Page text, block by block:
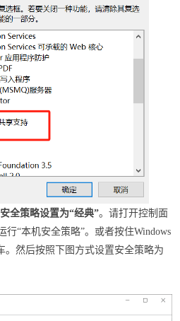
全策略设置为“经典”。请打开控制面
行“本机安全策略”。或者按住Windows
。然后按照下图方式设置安全策略为